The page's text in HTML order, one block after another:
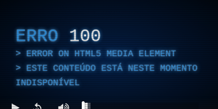
ERRO 100
ERROR ON HTML5 MEDIA ELEMENT
ESTE CONTEÚDO ESTÁ NESTE MOMENTO
INDISPONÍVEL